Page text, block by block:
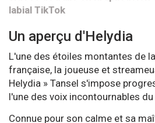
labial TikTok
Un aperçu d'Helydia
L'une des étoiles montantes de
française, la joueuse et
Helydia » Tansel s'impose
l'une des voix incontournables
Connue pour son calme et sa